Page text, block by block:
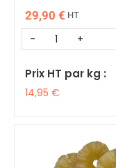
29,90 € HT
Prix HT par kg :
14,95 €